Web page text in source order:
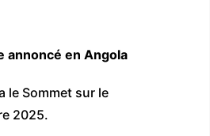
annoncé en Angola
le Sommet sur le
2025.